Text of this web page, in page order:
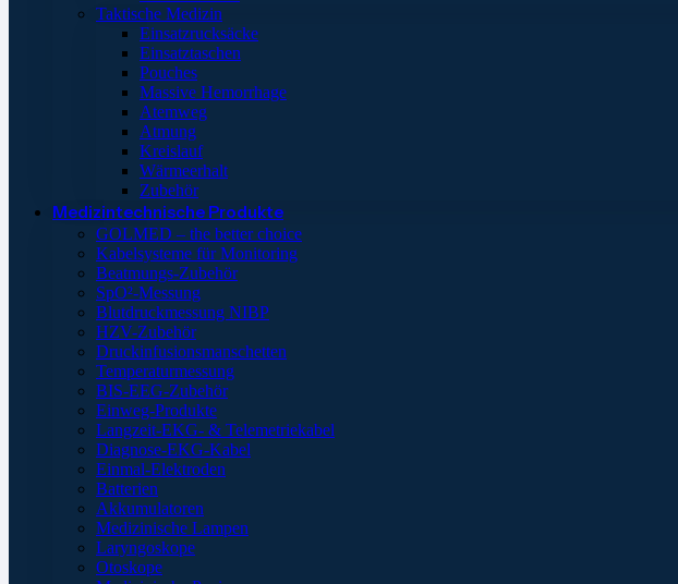
Taktische Medizin
Einsatzrucksäcke
Einsatztaschen
Pouches
Massive Hemorrhage
Atemweg
Atmung
Kreislauf
Wärmeerhalt
Zubehör
Medizintechnische Produkte
GOLMED – the better choice
Kabelsysteme für Monitoring
Beatmungs-Zubehör
SpO²-Messung
Blutdruckmessung NIBP
HZV-Zubehör
Druckinfusionsmanschetten
Temperaturmessung
BIS-EEG-Zubehör
Einweg-Produkte
Langzeit-EKG- & Telemetriekabel
Diagnose-EKG-Kabel
Einmal-Elektroden
Batterien
Akkumulatoren
Medizinische Lampen
Laryngoskope
Otoskope